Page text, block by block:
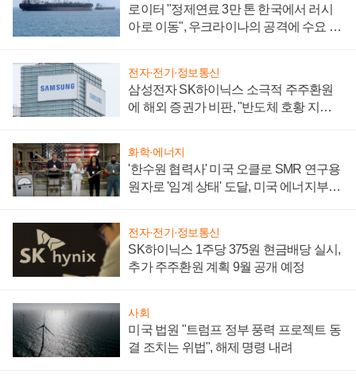
로이터 "정제연료 3만 톤 한국에서 러시
아로 이동", 우크라이나의 공격에 수요 늘
전자·전기·정보통신
삼성전자 SK하이닉스 소극적 주주환원
에 해외 증권가 비판, "반도체 호황 지속
화학·에너지
'한수원 협력사' 미국 오클로 SMR 연구용
원자로 '임계 상태' 도달, 미국 에너지부
전자·전기·정보통신
SK하이닉스 1주당 375원 현금배당 실시,
추가 주주환원 계획 9월 공개 예정
사회
미국 법원 "트럼프 정부 풍력 프로젝트 동
결 조치는 위법", 해제 명령 내려